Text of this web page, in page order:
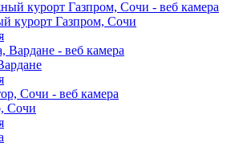
курорт Газпром, Сочи
Сочи